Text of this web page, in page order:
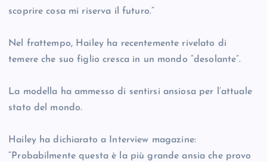
scoprire cosa mi riserva il futuro.”
Nel frattempo, Hailey ha recentemente rivelato di
temere che suo figlio cresca in un mondo “desolante”.
La modella ha ammesso di sentirsi ansiosa per l’attuale
stato del mondo.
Hailey ha dichiarato a Interview magazine:
“Probabilmente questa è la più grande ansia che provo